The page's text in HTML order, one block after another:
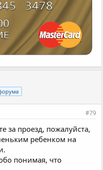
#79
за проезд, пожалуйста,
ребенком на
понимая, что